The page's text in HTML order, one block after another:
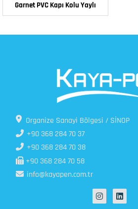
Garnet PVC Kapı Kolu Yaylı
Organize Sanayi Bölgesi / SİNOP
+90 368 284 70 37
+90 368 284 70 38
+90 368 284 70 58
info@kayapen.com.tr